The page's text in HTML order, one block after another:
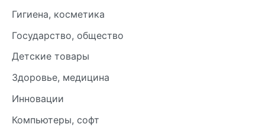
Гигиена, косметика
Государство, общество
Детские товары
Здоровье, медицина
Инновации
Компьютеры, софт